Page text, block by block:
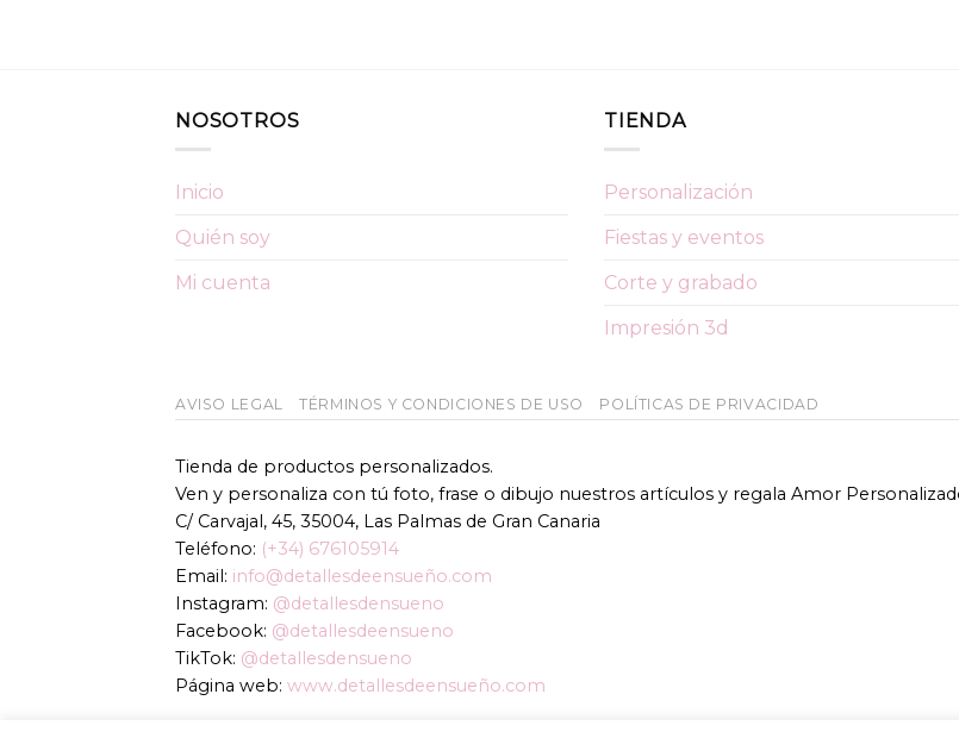
NOSOTROS
Inicio
Quién soy
Mi cuenta
TIENDA
Personalización
Fiestas y eventos
Corte y grabado
Impresión 3d
AVISO LEGAL TÉRMINOS Y CONDICIONES DE USO POLÍTICAS DE PRIVACIDAD
Tienda de productos personalizados.
Ven y personaliza con tú foto, frase o dibujo nuestros artículos y regala Amor
C/ Carvajal, 45, 35004, Las Palmas de Gran Canaria
Teléfono: (+34) 676105914
Email: info@detallesdeensueño.com
Instagram: @detallesdensueno
Facebook: @detallesdeensueno
TikTok: @detallesdensueno
Página web: www.detallesdeensueño.com